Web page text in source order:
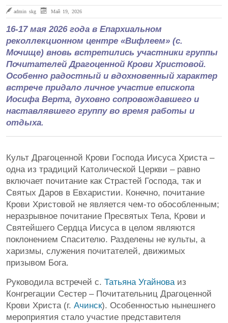
admin skg Май 19, 2026
16-17 мая 2026 года в Епархиальном
реколлекционном центре «Вифлеем» (с.
Мочище) вновь встретились участники группы
Почитателей Драгоценной Крови Христовой.
Особенно радостный и вдохновенный характер
встрече придало личное участие епископа
Иосифа Верта, духовно сопровождавшего и
наставлявшего группу во время работы и
отдыха.
Культ Драгоценной Крови Господа Иисуса Христа –
одна из традиций Католической Церкви – равно
включает почитание как Страстей Господа, так и
Святых Даров в Евхаристии. Конечно, почитание
Крови Христовой не является чем-то обособленным;
неразрывное почитание Пресвятых Тела, Крови и
Святейшего Сердца Иисуса в целом являются
поклонением Спасителю. Разделены не культы, а
харизмы, служения почитателей, движимых
призывом Бога.
Руководила встречей с. Татьяна Угайнова из
Конгрегации Сестер – Почитательниц Драгоценной
Крови Христа (г. Ачинск). Особенностью нынешнего
мероприятия стало участие представителя